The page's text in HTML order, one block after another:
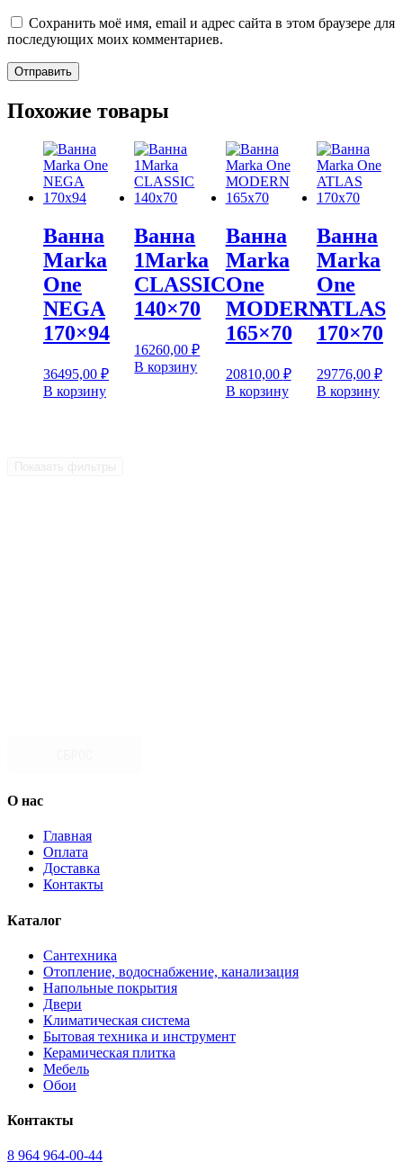
Сохранить моё имя, email и адрес сайта в этом браузере для
последующих моих комментариев.
Похожие товары
Ванна
Marka
One
NEGA
170×94
36495,00 ₽
В корзину
Ванна
1Marka
CLASSIC
140×70
16260,00₽
В корзину
Ванна
Marka
One
MODERN
165×70
20810,00 ₽
В корзину
Ванна
Marka
One
ATLAS
170×70
29776,00 ₽
В корзину
О нас
Главная
Оплата
Доставка
Контакты
Каталог
Сантехника
Отопление, водоснабжение, канализация
Напольные покрытия
Двери
Климатическая система
Бытовая техника и инструмент
Керамическая плитка
Мебель
Обои
Контакты
8 964 964-00-44